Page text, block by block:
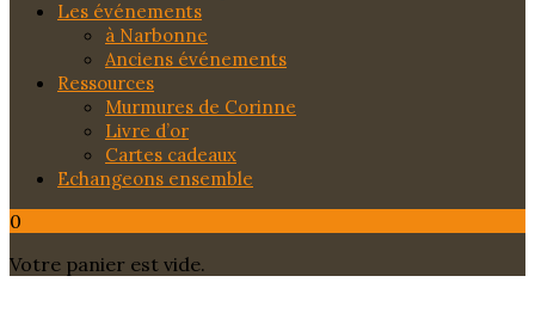
Les événements
à Narbonne
Anciens événements
Ressources
Murmures de Corinne
Livre d’or
Cartes cadeaux
Echangeons ensemble
0
Votre panier est vide.